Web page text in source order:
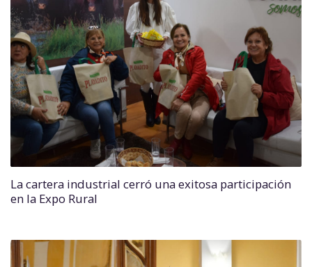
La cartera industrial cerró una exitosa participación
en la Expo Rural